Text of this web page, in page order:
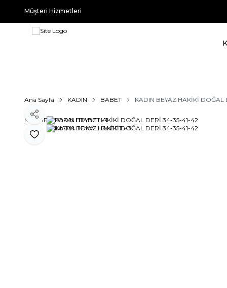
Müşteri Hizmetleri
Ana Sayfa KADIN BABET KADIN BEYAZ HAKİKİ
Favoriye Ekle
Paylaş